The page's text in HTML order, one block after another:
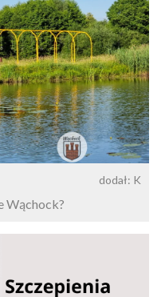
dodał: K
Wąchock?